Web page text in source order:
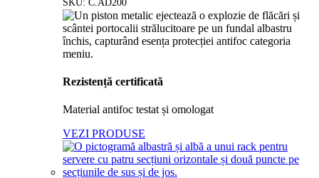
SKU: C.AD200
Rezistență certificată
Material antifoc testat și omologat
VEZI PRODUSE